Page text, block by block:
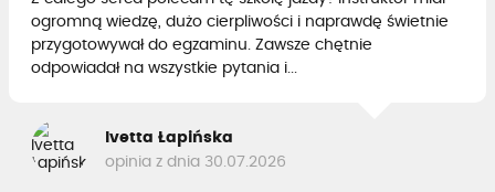
ogromną wiedzę, dużo cierpliwości i naprawdę świetnie
przygotowywał do egzaminu. Zawsze chętnie
odpowiadał na wszystkie pytania i...
Ivetta Łapińska
opinia z dnia 30.07.2026